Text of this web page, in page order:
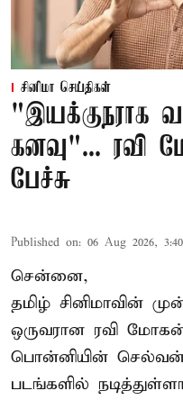
சினிமா செய்திகள்
"இயக்குநராக
கனவு"... ரவி
பேச்சு
Published on: 06 Aug 2026,
சென்னை,
தமிழ் சினிமாவின்
ஒருவரான ரவி
பொன்னியின்
படங்களில்